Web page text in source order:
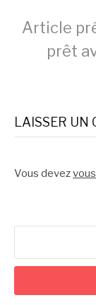
Lire
Article
prêt
LAISSER UN
Vous devez